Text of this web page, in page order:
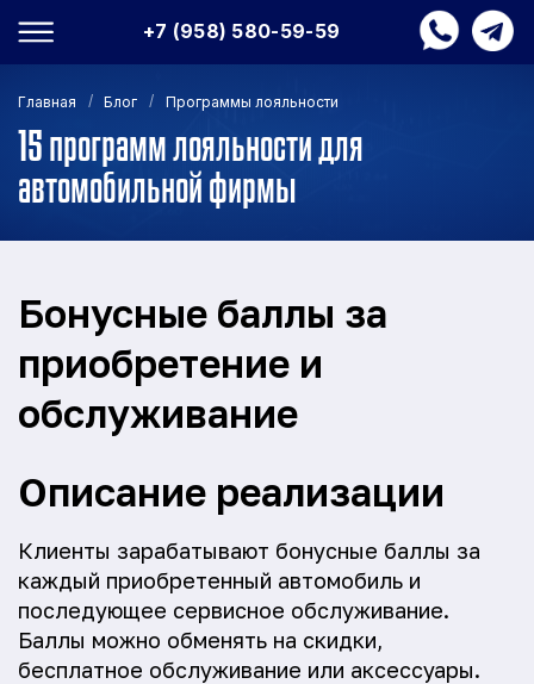
+7 (958) 580-59-59
Главная / Блог / Программы лояльности
15 программ лояльности для
автомобильной фирмы
Бонусные баллы за
приобретение и
обслуживание
Описание реализации
Клиенты зарабатывают бонусные баллы за
каждый приобретенный автомобиль и
последующее сервисное обслуживание.
Баллы можно обменять на скидки,
бесплатное обслуживание или аксессуары.